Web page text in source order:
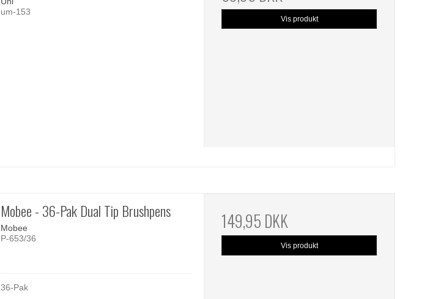
um-153
Vis produkt
Mobee - 36-Pak Dual Tip Brushpens
Mobee
P-653/36
36-Pak
149,95 DKK
Vis produkt